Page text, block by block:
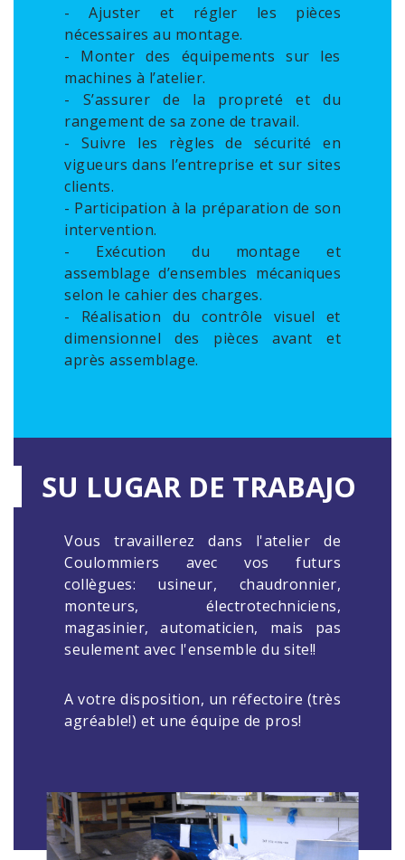
- Ajuster et régler les pièces
nécessaires au montage.
- Monter des équipements sur les
machines à l’atelier.
- S’assurer de la propreté et du
rangement de sa zone de travail.
- Suivre les règles de sécurité en
vigueurs dans l’entreprise et sur sites
clients.
- Participation à la préparation de son
intervention.
- Exécution du montage et
assemblage d’ensembles mécaniques
selon le cahier des charges.
- Réalisation du contrôle visuel et
dimensionnel des pièces avant et
après assemblage.
SU LUGAR DE TRABAJO
Vous travaillerez dans l'atelier de
Coulommiers avec vos futurs
collègues: usineur, chaudronnier,
monteurs, électrotechniciens,
magasinier, automaticien, mais pas
seulement avec l'ensemble du site!!
A votre disposition, un réfectoire (très
agréable!) et une équipe de pros!